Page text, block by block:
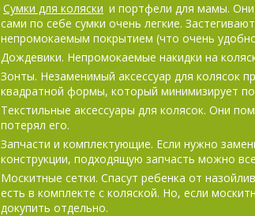
Сумки для коляски и портфели для мамы.
сами по себе сумки очень легкие.
непромокаемым покрытием (что очень
Дождевики. Непромокаемые накидки на
Зонты. Незаменимый аксессуар для колясок
квадратной формы, который минимизирует
Текстильные аксессуары для колясок. Они
потерял его.
Запчасти и комплектующие. Если нужно
конструкции, подходящую запчасть можно
Москитные сетки. Спасут ребенка от
есть в комплекте с коляской. Но, если
докупить отдельно.